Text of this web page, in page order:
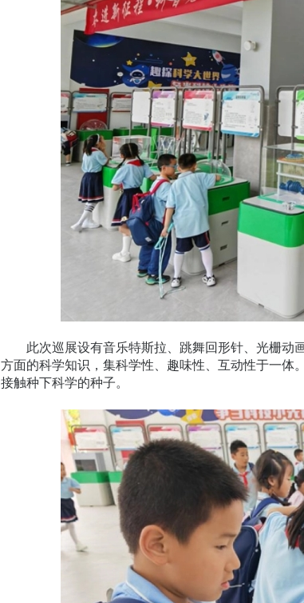
此次巡展设有音乐特斯拉、跳舞回形针、光栅动
方面的科学知识，集科学性、趣味性、互动性于一体
接触种下科学的种子。